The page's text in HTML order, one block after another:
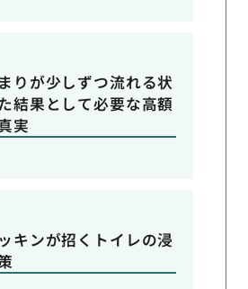
りが少しずつ流れる状
結果として必要な高額
実
キンが招くトイレの浸